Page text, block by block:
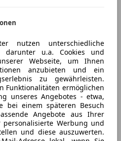
nutzen unterschiedliche
darunter u.a. Cookies und
Webseite, um Ihnen
anzubieten und ein
zu gewährleisten.
Funktionalitäten ermöglichen
unseres Angebotes - etwa,
bei einem späteren Besuch
Angebote aus Ihrer
personalisierte Werbung und
und diese auszuwerten.